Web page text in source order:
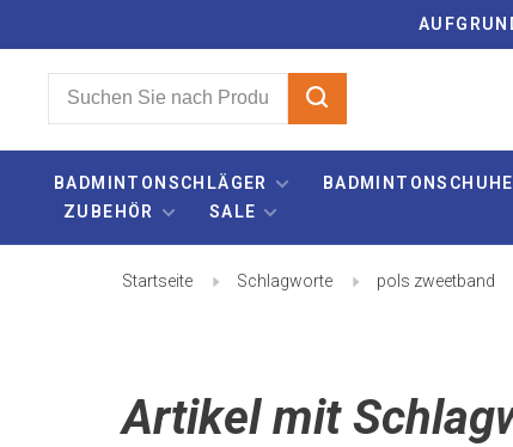
BADMINTONSCHLÄGER BADMINTONSCHUHE
ZUBEHÖR
SALE
Startseite Schlagworte pols zweetband
Artikel mit